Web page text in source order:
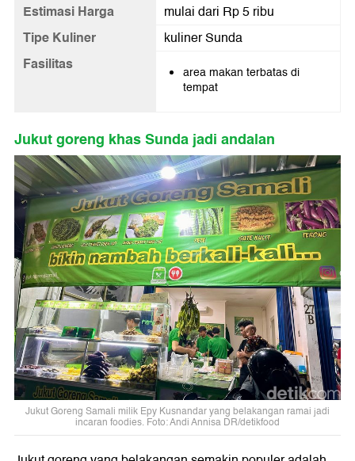
Estimasi Harga mulai dari Rp 5 ribu
Tipe Kuliner kuliner Sunda
Fasilitas
area makan terbatas di
tempat
Jukut goreng khas Sunda jadi andalan
Jukut Goreng Samali milik Epy Kusnandar yang belakangan ramai jadi
incaran foodies. Foto: Andi Annisa DR/detikfood